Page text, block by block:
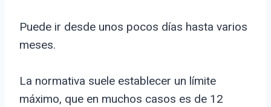
Puede ir desde unos pocos días hasta varios
meses.
La normativa suele establecer un límite
máximo, que en muchos casos es de 12